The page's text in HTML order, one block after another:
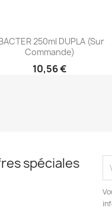
Aperçu rapide
250ml DUPLA (sur
Commande)
10,56 €
spéciales